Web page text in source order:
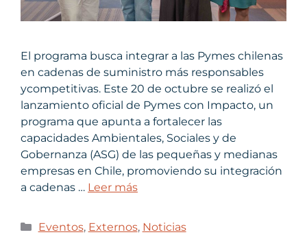
El programa busca integrar a las Pymes chilenas
en cadenas de suministro más responsables
ycompetitivas. Este 20 de octubre se realizó el
lanzamiento oficial de Pymes con Impacto, un
programa que apunta a fortalecer las
capacidades Ambientales, Sociales y de
Gobernanza (ASG) de las pequeñas y medianas
empresas en Chile, promoviendo su integración
a cadenas … Leer más
Eventos, Externos, Noticias